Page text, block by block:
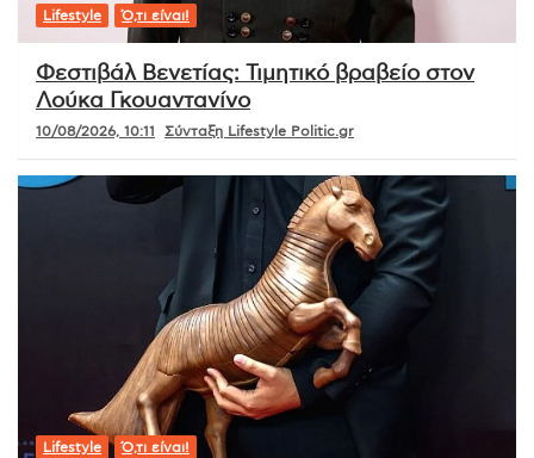
Lifestyle Ό,τι είναι!
Φεστιβάλ Βενετίας: Τιμητικό βραβείο στον
Λούκα Γκουαντανίνο
10/08/2026, 10:11 Σύνταξη Lifestyle Politic.gr
Lifestyle Ό,τι είναι!